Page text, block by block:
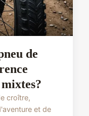
de
croître,
et de